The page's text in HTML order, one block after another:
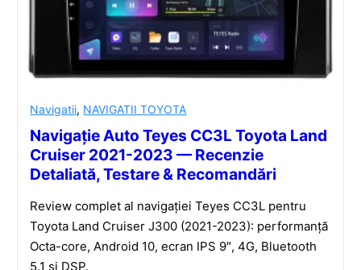
Navigatii, NAVIGATII TOYOTA
Navigație Auto Teyes CC3L Toyota Land
Cruiser 2021-2023 — Recenzie
Detaliată, Testare & Recomandări
Review complet al navigației Teyes CC3L pentru
Toyota Land Cruiser J300 (2021-2023): performanță
Octa-core, Android 10, ecran IPS 9″, 4G, Bluetooth
5.1 și DSP.